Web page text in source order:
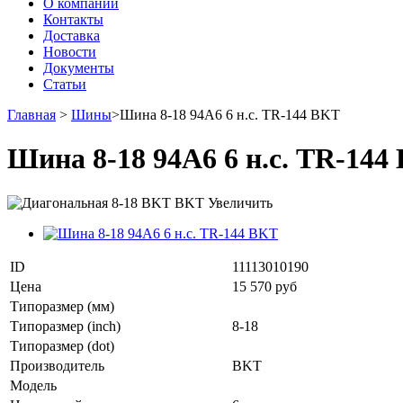
О компании
Контакты
Доставка
Новости
Документы
Статьи
Главная > Шины>Шина 8-18 94A6 6 н.с. TR-144 BKT
Шина 8-18 94A6 6 н.с. TR-144
Увеличить
ID
11113010190
Цена
15 570 руб
Типоразмер (мм)
Типоразмер (inch)
8-18
Типоразмер (dot)
Производитель
BKT
Модель